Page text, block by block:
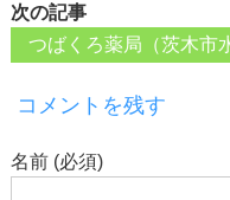
次の記事
つばくろ薬局（茨木市
コメントを残す
名前 (必須)